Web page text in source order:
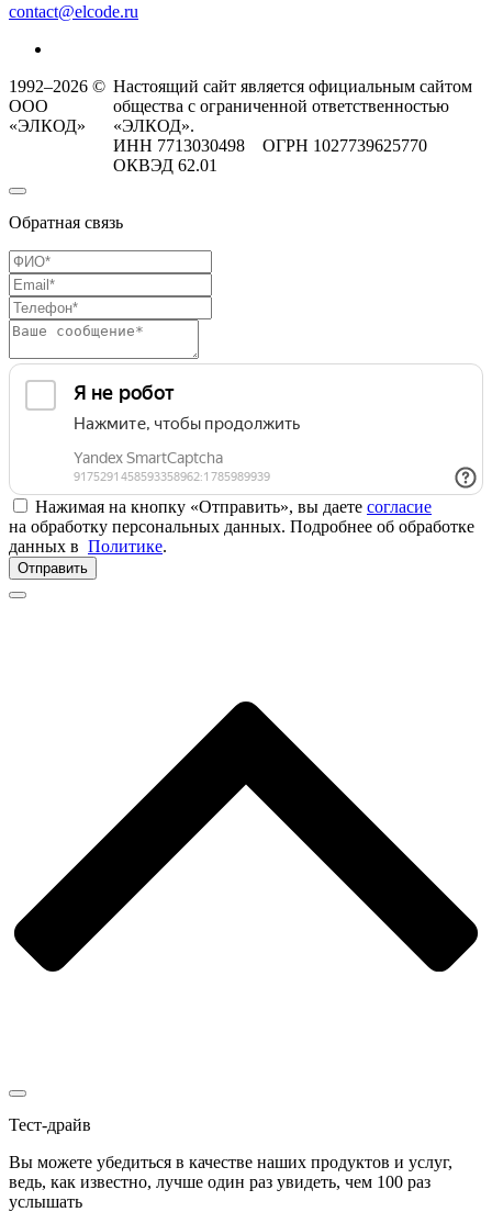
contact@elcode.ru
1992–2026 ©
ООО
«ЭЛКОД»
Настоящий сайт является официальным сайтом
общества с ограниченной ответственностью
«ЭЛКОД».
ИНН 7713030498 ОГРН 1027739625770
ОКВЭД 62.01
Обратная связь
Нажимая на кнопку «Отправить», вы даете согласие
на обработку персональных данных. Подробнее об обработке
данных в Политике.
Отправить
Тест-драйв
Вы можете убедиться в качестве наших продуктов и услуг,
ведь, как известно, лучше один раз увидеть, чем 100 раз
услышать